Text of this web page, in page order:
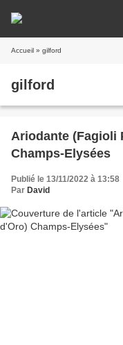
Accueil » gilford
gilford
Ariodante (Fagioli
Champs-Elysées
Publié le 13/11/2022 à 13:58
Par David